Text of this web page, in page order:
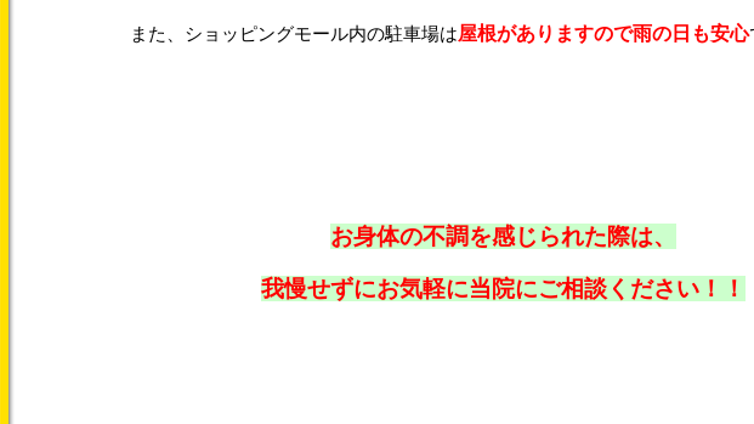
また、ショッピングモール内の駐車場は屋根がありますので雨の日も安心
お身体の不調を感じられた際は、
我慢せずにお気軽に当院にご相談ください！！